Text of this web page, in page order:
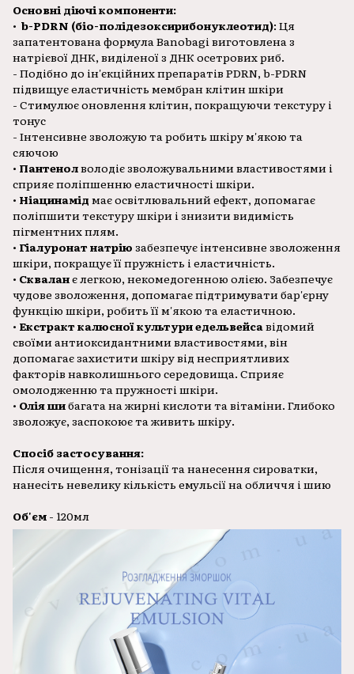
Основні діючі компоненти:
• b-PDRN (біо-полідезоксирибонуклеотид): Ця
запатентована формула Banobagi виготовлена з
натрієвої ДНК, виділеної з ДНК осетрових риб.
- Подібно до ін'єкційних препаратів PDRN, b-PDRN
підвищує еластичність мембран клітин шкіри
- Стимулює оновлення клітин, покращуючи текстуру і
тонус
- Інтенсивне зволожую та робить шкіру м'якою та
сяючою
• Пантенолволодіє зволожувальними властивостями і
сприяє поліпшенню еластичності шкіри.
• Ніацинамід має освітлювальний ефект, допомагає
поліпшити текстуру шкіри і знизити видимість
пігментних плям.
• Гіалуронат натрію забезпечує інтенсивне зволоження
шкіри, покращує її пружність і еластичність.
• Скваланє легкою, некомедогенною олією. Забезпечує
чудове зволоження, допомагає підтримувати бар'єрну
функцію шкіри, робить її м'якою та еластичною.
• Екстракт калюсної культури едельвейса відомий
своїми антиоксидантними властивостями, він
допомагає захистити шкіру від несприятливих
факторів навколишнього середовища. Сприяє
омолодженню та пружності шкіри.
• Олія шибагата на жирні кислоти та вітаміни. Глибоко
зволожує, заспокоює та живить шкіру.
Спосіб застосування:
Після очищення, тонізації та нанесення сироватки,
нанесіть невелику кількість емульсії на обличчя і шию
Об'єм - 120мл